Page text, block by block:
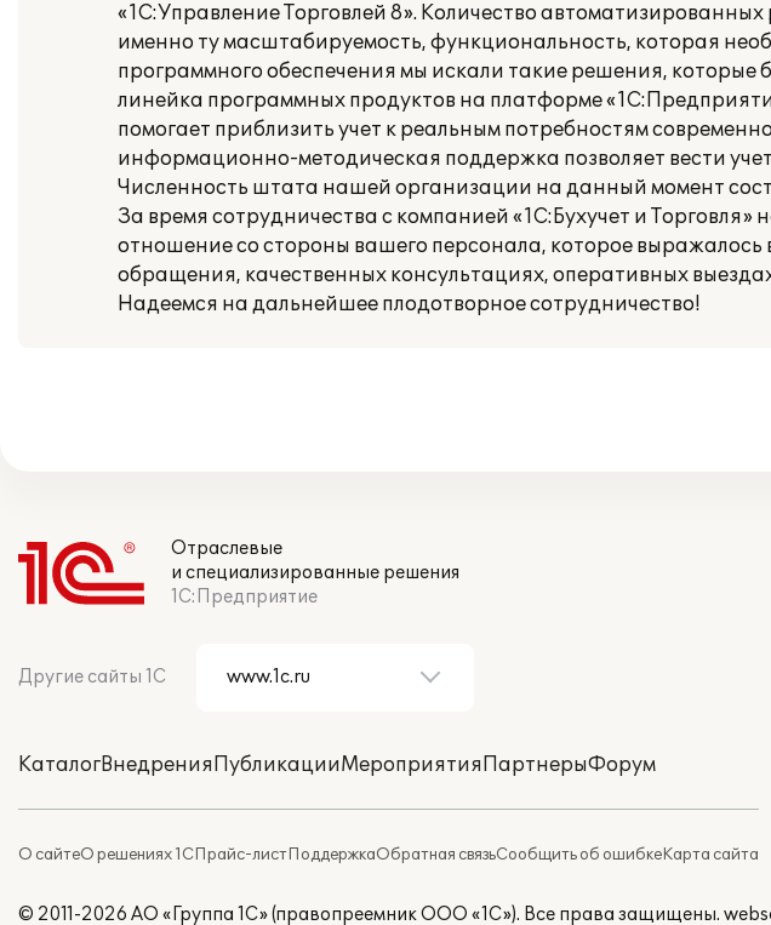
«1С:Управление Торговлей 8». Количество
именно ту масштабируемость, функциональность, которая
программного обеспечения мы искали такие решения, которые
линейка программных продуктов на платформе
помогает приблизить учет к реальным потребностям
информационно-методическая поддержка позволяет вести
Численность штата нашей организации на данный момент
За время сотрудничества с компанией «1С:Бухучет и
отношение со стороны вашего персонала, которое
обращения, качественных консультациях, оперативных
Надеемся на дальнейшее плодотворное сотрудничество!
Отраслевые
и специализированные решения
1С:Предприятие
Другие сайты 1С
КаталогВнедренияПубликацииМероприятияПартнерыФорум
О сайтеО решениях 1СПрайс-листПоддержкаОбратная связьСообщить об ошибкеКарта сайта
© 2011-2026 АО «Группа 1С» (правопреемник ООО «1С»). Все права защищены.